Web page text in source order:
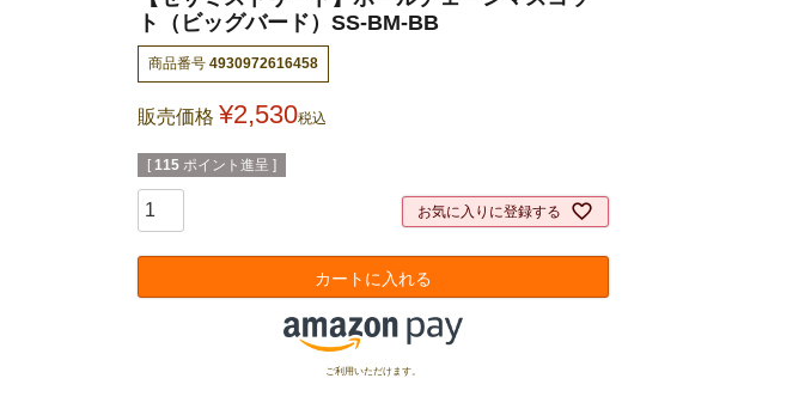
ト（ビッグバード）SS-BM-BB
商品番号 4930972616458
販売価格 ¥2,530税込
[ 115 ポイント進呈 ]
お気に入りに登録する
カートに入れる
ご利用いただけます。